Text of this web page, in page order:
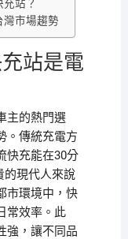
站？
灣市場趨勢
站是電
主的熱門選
。傳統充電方
快充能在30分
的現代人來說
市環境中，快
常效率。此
強，讓不同品